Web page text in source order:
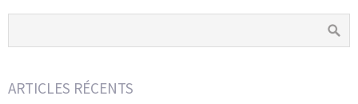
ARTICLES RÉCENTS